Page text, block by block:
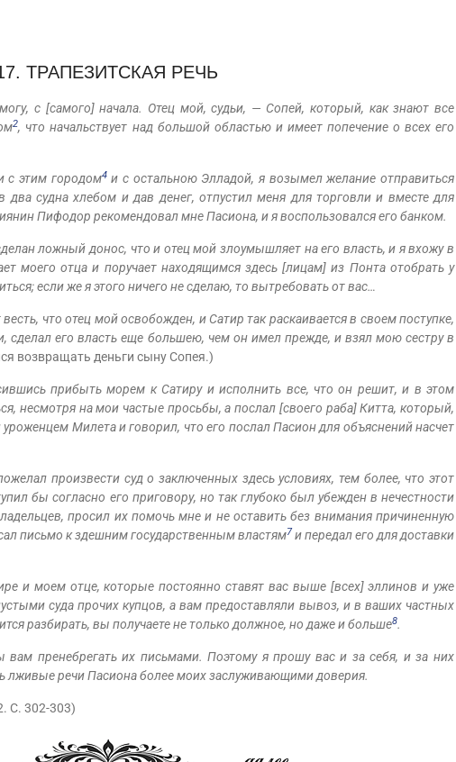
ТРАПЕЗИТСКАЯ РЕЧЬ
с [самого] начала. Отец мой, судьи, — Сопей, который, как знают все
2, что начальствует над большой областью и имеет попечение о всех его
с этим городом4и с остальною Элладой, я возымел желание отправиться
два судна хлебом и дав денег, отпустил меня для торговли и вместе для
Пифодор рекомендовал мне Пасиона, и я воспользовался его банком.
ложный донос, что и отец мой злоумышляет на его власть, и я вхожу в
моего отца и поручает находящимся здесь [лицам] из Понта отобрать у
если же я этого ничего не сделаю, то вытребовать от вас…
что отец мой освобожден, и Сатир так раскаивается в своем поступке,
сделал его власть еще большею, чем он имел прежде, и взял мою сестру в
возвращать деньги сыну Сопея.)
прибыть морем к Сатиру и исполнить все, что он решит, и в этом
несмотря на мои частые просьбы, а послал [своего раба] Китта, который,
Милета и говорил, что его послал Пасион для объяснений насчет
произвести суд о заключенных здесь условиях, тем более, что этот
бы согласно его приговору, но так глубоко был убежден в нечестности
просил их помочь мне и не оставить без внимания причиненную
письмо к здешним государственным властям7 и передал его для доставки
и моем отце, которые постоянно ставят вас выше [всех] эллинов и уже
суда прочих купцов, а вам предоставляли вывоз, и в ваших частных
разбирать, вы получаете не только должное, но даже и больше8.
пренебрегать их письмами. Поэтому я прошу вас и за себя, и за них
лживые речи Пасиона более моих заслуживающими доверия.
С. 302-303)